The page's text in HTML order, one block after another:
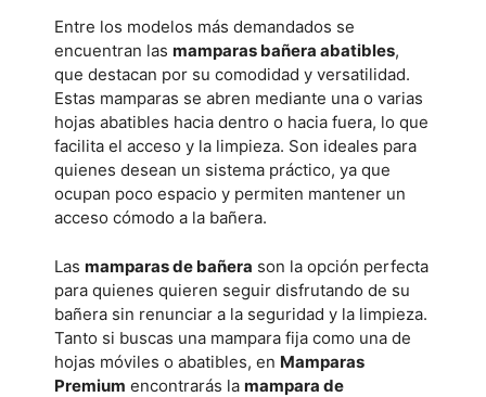
Entre los modelos más demandados se
encuentran las mamparas bañera abatibles,
que destacan por su comodidad y versatilidad.
Estas mamparas se abren mediante una o varias
hojas abatibles hacia dentro o hacia fuera, lo que
facilita el acceso y la limpieza. Son ideales para
quienes desean un sistema práctico, ya que
ocupan poco espacio y permiten mantener un
acceso cómodo a la bañera.
Las mamparas de bañera son la opción perfecta
para quienes quieren seguir disfrutando de su
bañera sin renunciar a la seguridad y la limpieza.
Tanto si buscas una mampara fija como una de
hojas móviles o abatibles, en Mamparas
Premium encontrarás la mampara de